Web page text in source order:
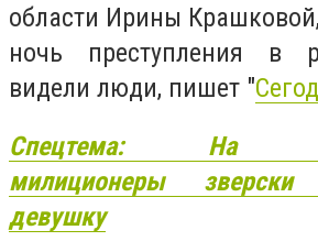
области Ирины
ночь преступления в
видели люди, пишет "
Спецтема: На
милиционеры зверски
девушку